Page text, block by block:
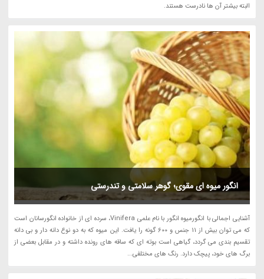
البته بیشتر آن ها نادرست هستند.
انگور میوه ای مقوی؛ گوهر سلامتی و تندرستی
آشنایی اجمالی با انگورمیوه انگور با نام علمی Vinifera، سرده ای از خانواده انگورسانان است
که می توان بیش از 11 جنس و 600 گونه را یافت. این میوه که به دو نوع دانه دار و بی دانه
تقسیم بندی می گردد، گیاهی است بوته ای که ساقه های رونده داشته و در مقابل بعضی از
برگ های خود، پیچک دارد. رنگ های مختلفی...